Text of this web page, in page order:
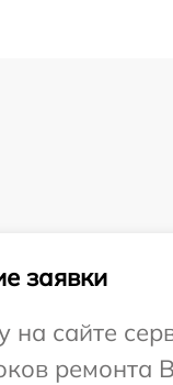
заявки
на сайте
ремонта